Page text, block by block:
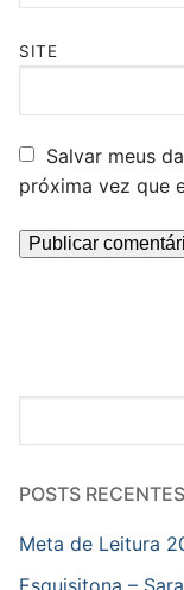
SITE
Salvar meus
próxima vez que
POSTS RECENTES
Meta de Leitura
Esquisitona –